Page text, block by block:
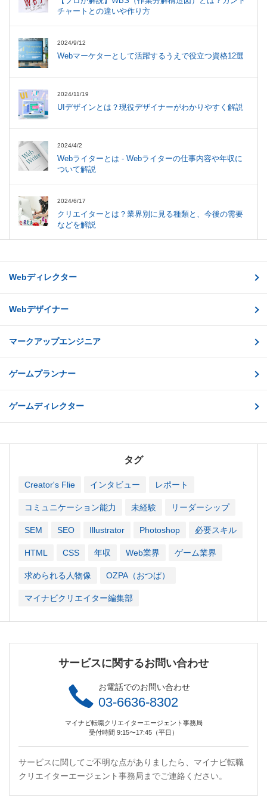
チャートとの違いや作り方
2024/9/12
Webマーケターとして活躍するうえで役立つ資格12選
2024/11/19
UIデザインとは？現役デザイナーがわかりやすく解説
2024/4/2
Webライターとは - Webライターの仕事内容や年収に
ついて解説
2024/6/17
クリエイターとは？業界別に見る種類と、今後の需要
などを解説
Webディレクター
Webデザイナー
マークアップエンジニア
ゲームプランナー
ゲームディレクター
タグ
Creator's Flie インタビュー レポート
コミュニケーション能力 未経験 リーダーシップ
SEM SEO Illustrator Photoshop 必要スキル
HTML CSS 年収 Web業界 ゲーム業界
求められる人物像 OZPA（おつぱ）
マイナビクリエイター編集部
サービスに関するお問い合わせ
お電話でのお問い合わせ
03-6636-8302
マイナビ転職クリエイターエージェント事務局
受付時間 9:15〜17:45（平日）
サービスに関してご不明な点がありましたら、マイナビ転職
クリエイターエージェント事務局までご連絡ください。